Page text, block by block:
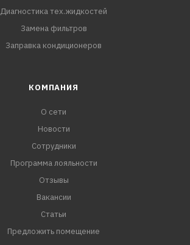
Диагностика тех.жидкостей
Замена фильтров
Заправка кондиционеров
КОМПАНИЯ
О сети
Новости
Сотрудники
Программа лояльности
Отзывы
Вакансии
Статьи
Предложить помещение